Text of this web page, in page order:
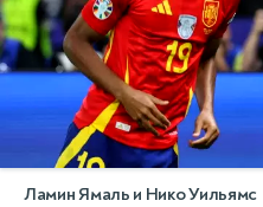
Ламин Ямаль и Нико Уильямс